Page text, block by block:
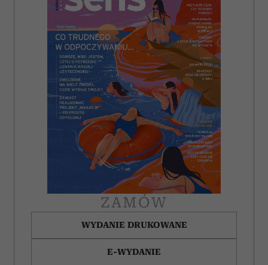
ZAMÓW
WYDANIE DRUKOWANE
E-WYDANIE